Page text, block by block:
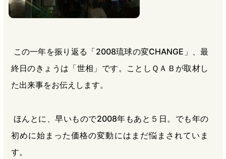
この一年を振り返る「2008琉球の変CHANGE」、最
終日のきょうは「世相」です。ことしＱＡＢが取材し
た出来事をお伝えします。
ほんとに、早いもので2008年もあと５日。でも年の
初めに始まった価格の変動にはまだ悩まされていま
す。